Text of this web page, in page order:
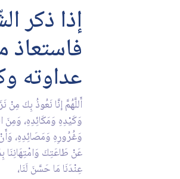
إذا ذكر
فاستعاذ
عداوته
أَللَّهُمَّ إنَّا نَعُوذُ بِكَ مِنْ
وَكَيْدِهِ وَمَكَائِدِهِ، وَمِنَ
وَغُرُورِهِ وَمَصَائِدِهِ،
عَنْ طَاعَتِكَ
عِنْدَنَا مَا حَسَّنَ لَنَا،